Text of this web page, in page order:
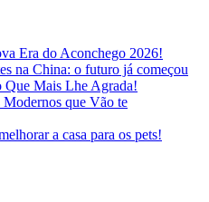
Era do Aconchego 2026!
na China: o futuro já começou
Que Mais Lhe Agrada!
que Vão te
a casa para os pets!